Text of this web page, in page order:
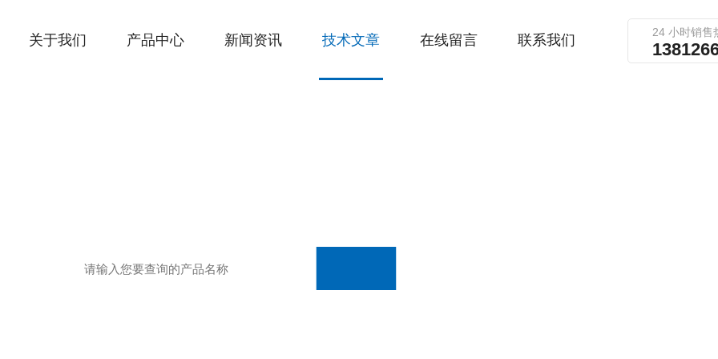
24 小时销售
关于我们 产品中心 新闻资讯 技术文章 在线留言 联系我们